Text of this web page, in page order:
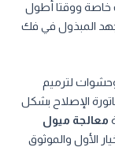
خاصة ووقتا أطول
المبذول في فك
لترميم
الإصلاح بشكل
معالجة ميول
الأول والموثوق